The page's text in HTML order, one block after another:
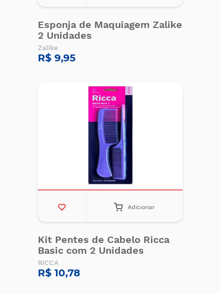
Esponja de Maquiagem Zalike
2 Unidades
Zalike
R$ 9,95
Adicionar
Kit Pentes de Cabelo Ricca
Basic com 2 Unidades
RICCA
R$ 10,78